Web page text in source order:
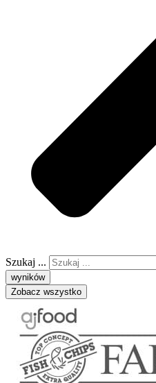
Szukaj ...
wyników
Zobacz wszystko